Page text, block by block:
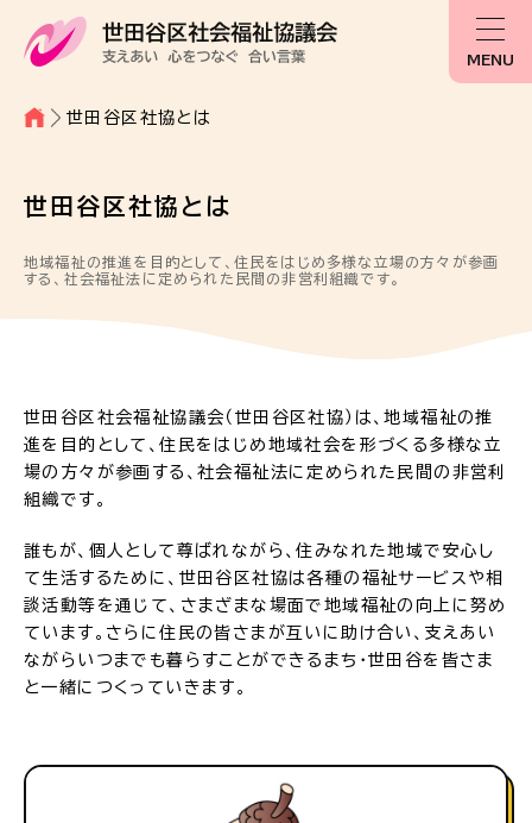
MENU
世田谷区社協とは
世田谷区社協とは
地域福祉の推進を目的として、住民をはじめ多様な立場の方々が参画
する、社会福祉法に定められた民間の非営利組織です。
世田谷区社会福祉協議会（世田谷区社協）は、地域福祉の推
進を目的として、住民をはじめ地域社会を形づくる多様な立
場の方々が参画する、社会福祉法に定められた民間の非営利
組織です。
誰もが、個人として尊ばれながら、住みなれた地域で安心し
て生活するために、世田谷区社協は各種の福祉サービスや相
談活動等を通じて、さまざまな場面で地域福祉の向上に努め
ています。さらに住民の皆さまが互いに助け合い、支えあい
ながらいつまでも暮らすことができるまち・世田谷を皆さま
と一緒につくっていきます。